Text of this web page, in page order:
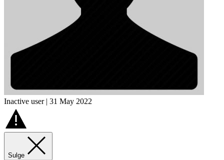
Inactive user | 31 May 2022
Sulge